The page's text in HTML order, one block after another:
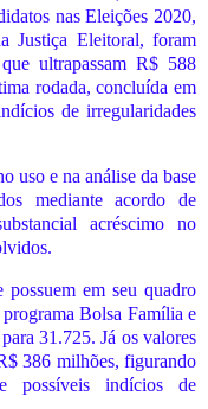
nas Eleições 2020,
Justiça Eleitoral, foram
ultrapassam R$ 588
rodada, concluída em
de irregularidades
uso e na análise da base
mediante acordo de
acréscimo no
possuem em seu quadro
Bolsa Família e
31.725. Já os valores
386 milhões, figurando
possíveis indícios de